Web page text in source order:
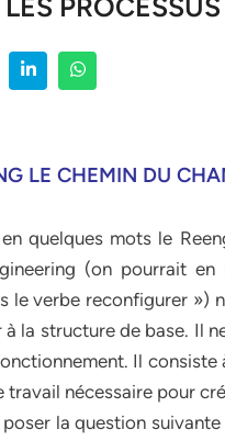
LES
LE CHEMIN DU
quelques mots le
(on pourrait
le verbe reconfigurer »)
la structure de base. Il
Il
travail nécessaire pour
la question